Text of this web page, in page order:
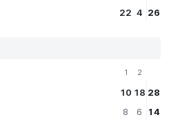
22 4 26
1
10
8
2
18
6
28
14